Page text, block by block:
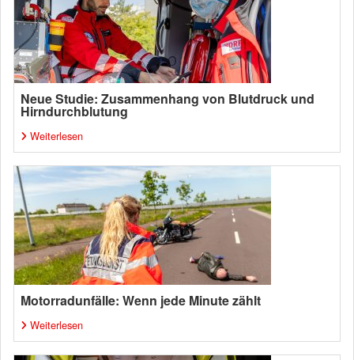
Neue Studie: Zusammenhang von Blutdruck und
Hirndurchblutung
Weiterlesen
Motorradunfälle: Wenn jede Minute zählt
Weiterlesen